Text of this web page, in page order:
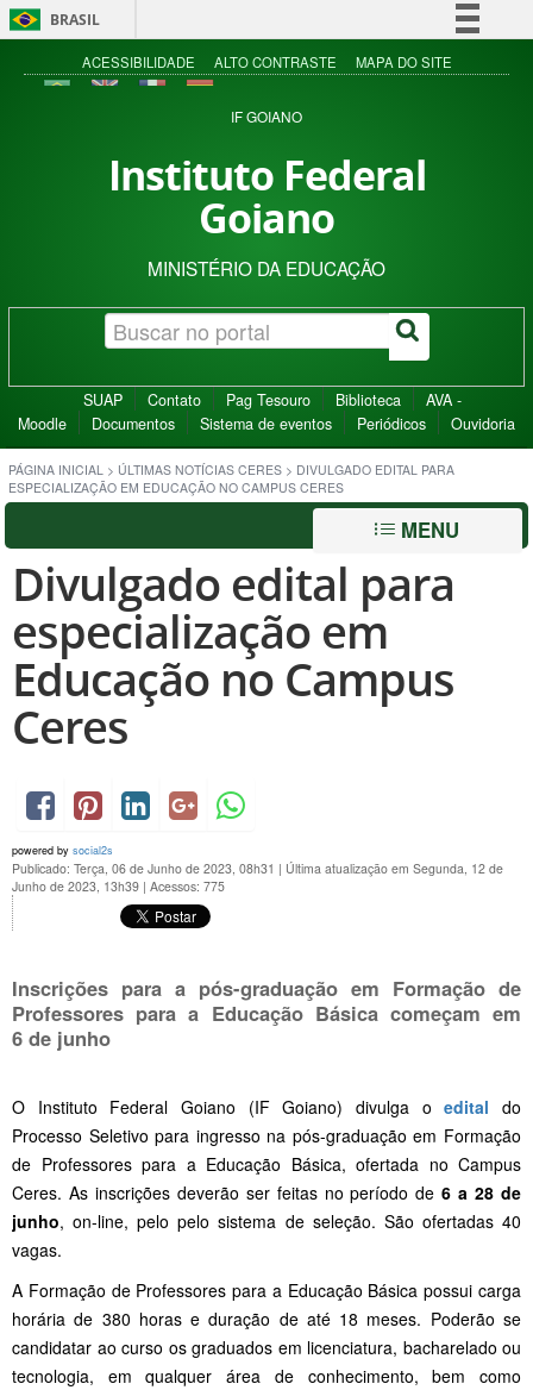
BRASIL
Simplifique!
Acesso à informação
ACESSIBILIDADE ALTO CONTRASTE MAPA DO SITE
IF GOIANO
Instituto Federal
Goiano
MINISTÉRIO DA EDUCAÇÃO
SUAP Contato Pag Tesouro Biblioteca
AVA -
Moodle
Documentos Sistema de eventos Periódicos Ouvidoria
PÁGINA INICIAL > ÚLTIMAS NOTÍCIAS CERES > DIVULGADO EDITAL PARA
ESPECIALIZAÇÃO EM EDUCAÇÃO NO CAMPUS CERES
MENU
Divulgado edital para
especialização em
Educação no Campus
Ceres
powered by social2s
Publicado: Terça, 06 de Junho de 2023, 08h31 | Última atualização em Segunda, 12 de
Junho de 2023, 13h39 | Acessos: 775
Inscrições para a pós-graduação em Formação de
Professores para a Educação Básica começam em
6 de junho
O Instituto Federal Goiano (IF Goiano) divulga oedital do
Processo Seletivo para ingresso na pós-graduação em Formação
de Professores para a Educação Básica, ofertada no Campus
Ceres. As inscrições deverão ser feitas no período de6 a 28 de
junho, on-line, pelo pelo sistema de seleção. São ofertadas 40
vagas.
A Formação de Professores para a Educação Básica possui carga
horária de 380 horas e duração de até 18 meses. Poderão se
candidatar ao curso os graduados em licenciatura, bacharelado ou
tecnologia, em qualquer área de conhecimento, bem como